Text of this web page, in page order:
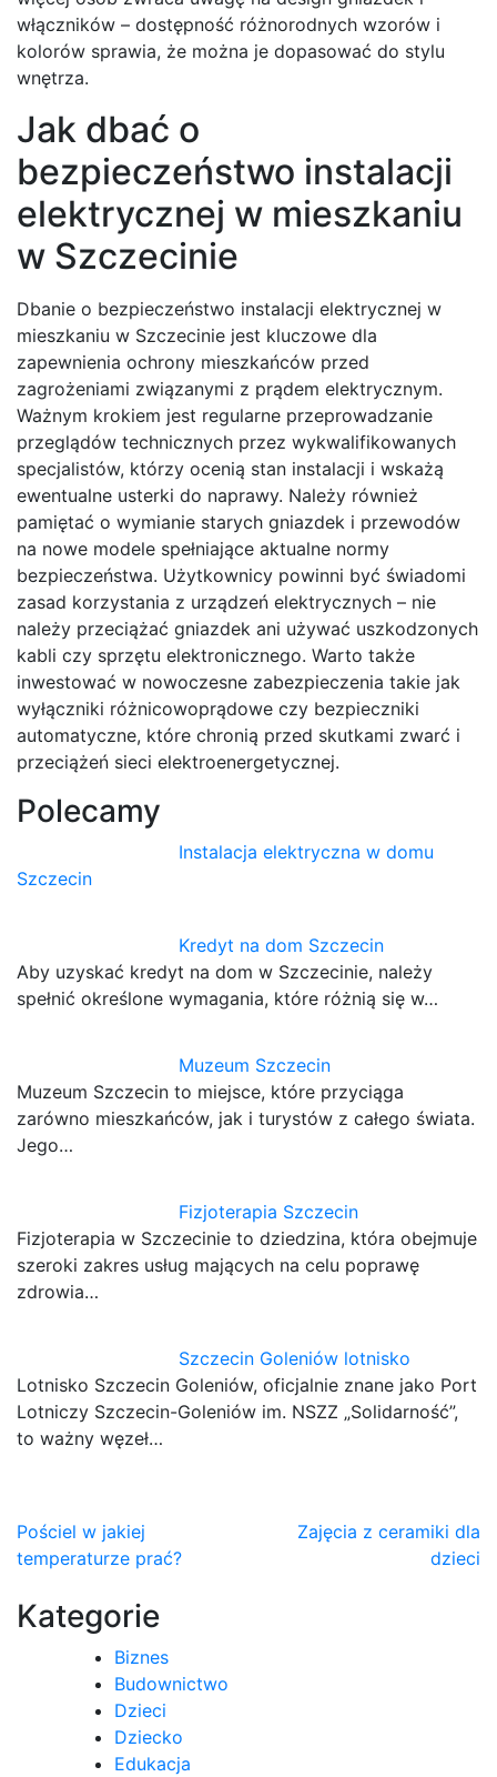
włączników – dostępność różnorodnych wzorów i
kolorów sprawia, że można je dopasować do stylu
wnętrza.
Jak dbać o
bezpieczeństwo instalacji
elektrycznej w mieszkaniu
w Szczecinie
Dbanie o bezpieczeństwo instalacji elektrycznej w
mieszkaniu w Szczecinie jest kluczowe dla
zapewnienia ochrony mieszkańców przed
zagrożeniami związanymi z prądem elektrycznym.
Ważnym krokiem jest regularne przeprowadzanie
przeglądów technicznych przez wykwalifikowanych
specjalistów, którzy ocenią stan instalacji i wskażą
ewentualne usterki do naprawy. Należy również
pamiętać o wymianie starych gniazdek i przewodów
na nowe modele spełniające aktualne normy
bezpieczeństwa. Użytkownicy powinni być świadomi
zasad korzystania z urządzeń elektrycznych – nie
należy przeciążać gniazdek ani używać uszkodzonych
kabli czy sprzętu elektronicznego. Warto także
inwestować w nowoczesne zabezpieczenia takie jak
wyłączniki różnicowoprądowe czy bezpieczniki
automatyczne, które chronią przed skutkami zwarć i
przeciążeń sieci elektroenergetycznej.
Polecamy
Instalacja elektryczna w domu
Szczecin
Kredyt na dom Szczecin
Aby uzyskać kredyt na dom w Szczecinie, należy
spełnić określone wymagania, które różnią się w…
Muzeum Szczecin
Muzeum Szczecin to miejsce, które przyciąga
zarówno mieszkańców, jak i turystów z całego świata.
Jego…
Fizjoterapia Szczecin
Fizjoterapia w Szczecinie to dziedzina, która obejmuje
szeroki zakres usług mających na celu poprawę
zdrowia…
Szczecin Goleniów lotnisko
Lotnisko Szczecin Goleniów, oficjalnie znane jako Port
Lotniczy Szczecin-Goleniów im. NSZZ „Solidarność”,
to ważny węzeł…
Nawigacja
wpisu
Pościel w jakiej
temperaturze prać?
Zajęcia z ceramiki dla
dzieci
Kategorie
Biznes
Budownictwo
Dzieci
Dziecko
Edukacja